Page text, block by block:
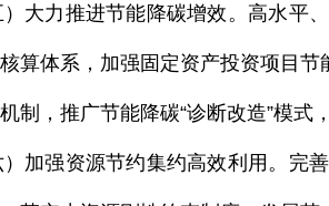
大力推进节能降碳增效。高水平
算体系，加强固定资产投资项目
制，推广节能降碳“诊断改造”模式
加强资源节约集约高效利用。完